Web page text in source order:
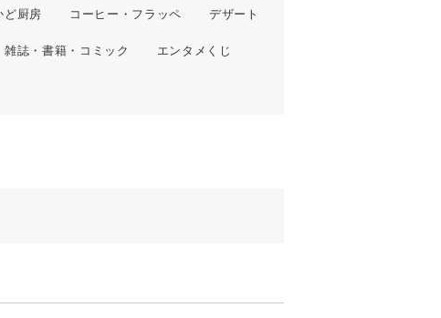
ど厨房 コーヒー・フラッペ デザート
雑誌・書籍・コミック エンタメくじ